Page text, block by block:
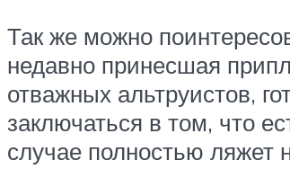
Так же можно
недавно принесшая
отважных альтруистов,
заключаться в том, что
случае полностью ляжет